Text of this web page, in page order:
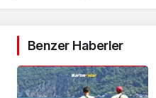
Benzer Haberler